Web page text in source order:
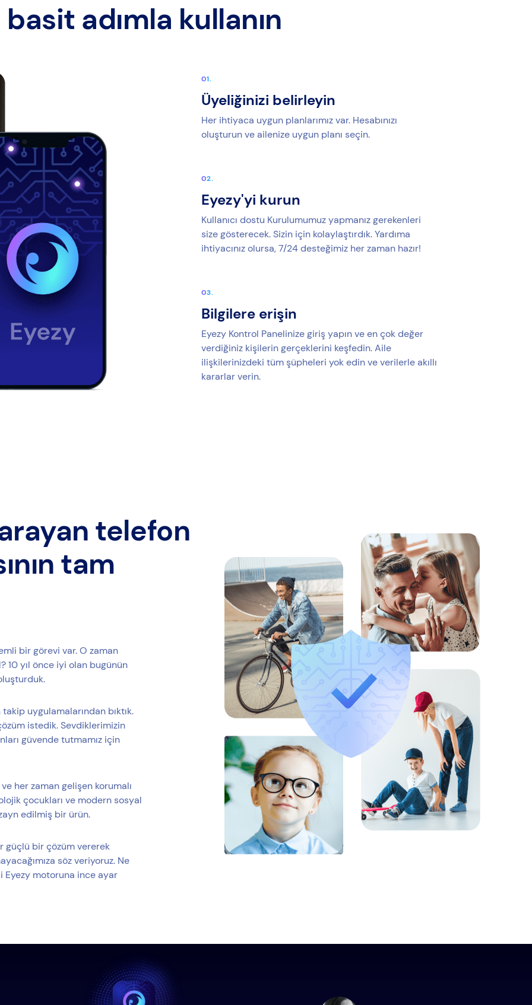
basit adımla kullanın
Üyeliğinizi belirleyin
Her ihtiyaca uygun planlarımız var. Hesabınızı
oluşturun ve ailenize uygun planı seçin.
Eyezy'yi kurun
Kullanıcı dostu Kurulumumuz yapmanız gerekenleri
size gösterecek. Sizin için kolaylaştırdık. Yardıma
ihtiyacınız olursa, 7/24 desteğimiz her zaman hazır!
Bilgilere erişin
Eyezy Kontrol Panelinize giriş yapın ve en çok değer
verdiğiniz kişilerin gerçeklerini keşfedin. Aile
ilişkilerinizdeki tüm şüpheleri yok edin ve verilerle akıllı
kararlar verin.
telefon
tam
bir görevi var. O zaman
10 yıl önce iyi olan bugünün
uygulamalarından bıktık.
istedik. Sevdiklerimizin
güvende tutmamız için
her zaman gelişen korumalı
çocukları ve modern sosyal
edilmiş bir ürün.
güçlü bir çözüm vererek
söz veriyoruz. Ne
Eyezy motoruna ince ayar